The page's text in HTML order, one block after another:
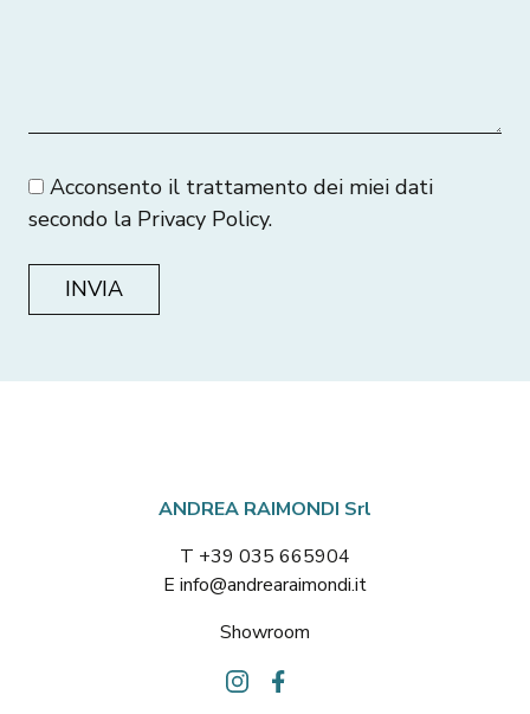
Acconsento il trattamento dei miei dati
secondo la Privacy Policy.
ANDREA RAIMONDI Srl
T +39 035 665904
E info@andrearaimondi.it
Showroom